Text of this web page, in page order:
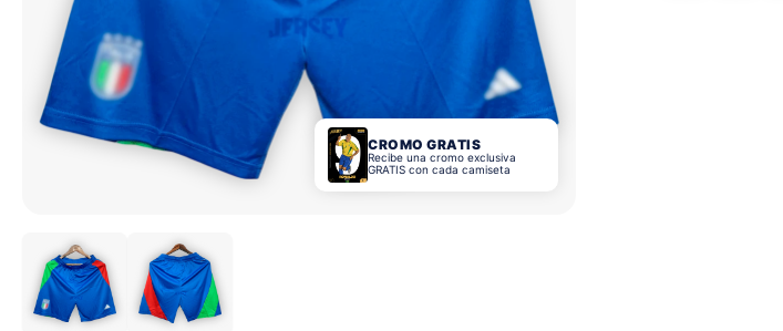
CROMO GRATIS
Recibe una cromo exclusiva
GRATIS con cada camiseta